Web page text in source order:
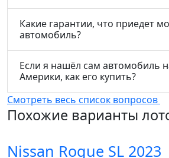
Какие гарантии, что приедет
автомобиль?
Если я нашёл сам автомобиль
Америки, как его купить?
Смотреть весь список вопросов
Похожие варианты
Nissan Rogue SL 2023